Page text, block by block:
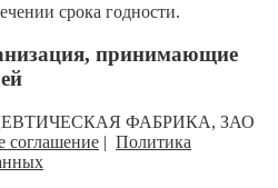
срока годности.
принимающие
ФАБРИКА, ЗАО
соглашение | Политика